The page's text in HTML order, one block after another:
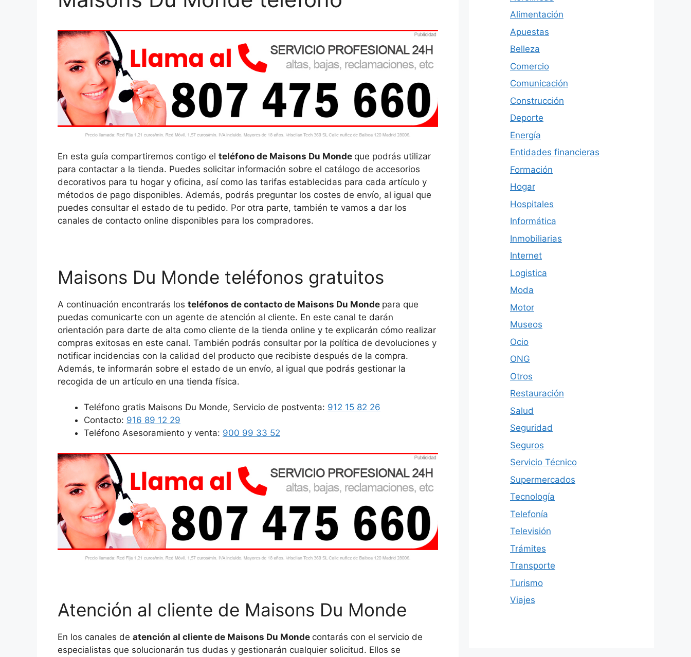
En esta guía compartiremos contigo el teléfono de Maisons Du Monde que podrás utilizar
para contactar a la tienda. Puedes solicitar información sobre el catálogo de accesorios
decorativos para tu hogar y oficina, así como las tarifas establecidas para cada artículo y
métodos de pago disponibles. Además, podrás preguntar los costes de envío, al igual que
puedes consultar el estado de tu pedido. Por otra parte, también te vamos a dar los
canales de contacto online disponibles para los compradores.
Maisons Du Monde teléfonos gratuitos
A continuación encontrarás los teléfonos de contacto de Maisons Du Monde para que
puedas comunicarte con un agente de atención al cliente. En este canal te darán
orientación para darte de alta como cliente de la tienda online y te explicarán cómo realizar
compras exitosas en este canal. También podrás consultar por la política de devoluciones y
notificar incidencias con la calidad del producto que recibiste después de la compra.
Además, te informarán sobre el estado de un envío, al igual que podrás gestionar la
recogida de un artículo en una tienda física.
Teléfono gratis Maisons Du Monde, Servicio de postventa: 912 15 82 26
Contacto: 916 89 12 29
Teléfono Asesoramiento y venta: 900 99 33 52
Atención al cliente de Maisons Du Monde
En los canales de atención al cliente de Maisons Du Monde contarás con el servicio de
especialistas que solucionarán tus dudas y gestionarán cualquier solicitud. Ellos se
Alimentación
Apuestas
Belleza
Comercio
Comunicación
Construcción
Deporte
Energía
Entidades financieras
Formación
Hogar
Hospitales
Informática
Inmobiliarias
Internet
Logistica
Moda
Motor
Museos
Ocio
ONG
Otros
Restauración
Salud
Seguridad
Seguros
Servicio Técnico
Supermercados
Tecnología
Telefonía
Televisión
Trámites
Transporte
Turismo
Viajes